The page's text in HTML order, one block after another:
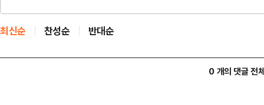
최신순 찬성순 반대순
0 개의 댓글 전